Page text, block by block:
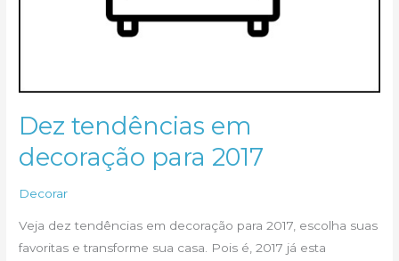
Dez tendências em
decoração para 2017
Decorar
Veja dez tendências em decoração para 2017, escolha suas
favoritas e transforme sua casa. Pois é, 2017 já esta